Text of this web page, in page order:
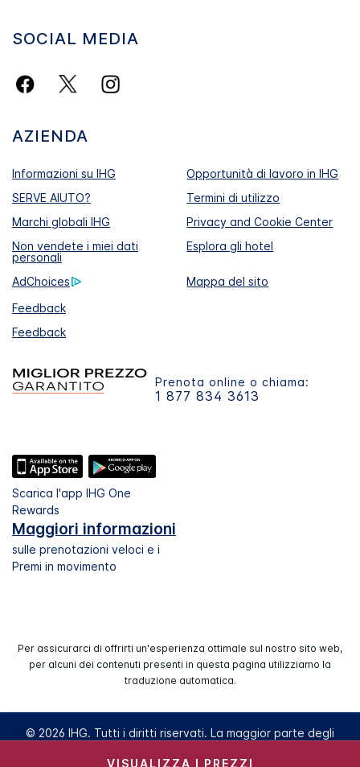
VISUALIZZA I PREZZI
SOCIAL MEDIA
AZIENDA
Informazioni su IHG
Opportunità di lavoro in IHG
SERVE AIUTO?
Termini di utilizzo
Marchi globali IHG
Privacy and Cookie Center
Non vendete i miei dati
personali
Esplora gli hotel
AdChoices
Mappa del sito
Feedback
Feedback
Prenota online o chiama:
1 877 834 3613
Scarica l'app IHG One
Rewards
Maggiori informazioni
sulle prenotazioni veloci e i
Premi in movimento
Per assicurarci di offrirti un'esperienza ottimale sul nostro sito web,
per alcuni dei contenuti presenti in questa pagina utilizziamo la
traduzione automatica.
© 2026 IHG. Tutti i diritti riservati. La maggior parte degli